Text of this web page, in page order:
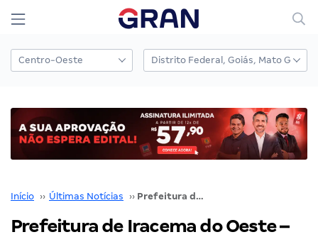
Início ›› Últimas Notícias ›› Prefeitura de Iracema do Oeste – PR publica edital de concurso para todos os níveis. 70 vagas com iniciais de até R$ 6,6 mil!
Prefeitura de Iracema do Oeste –